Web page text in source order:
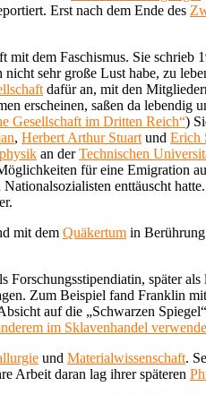
Erst nach dem Ende des
dem Faschismus. Sie schrieb
sehr große Lust habe, zu
dafür an, mit den
erscheinen, saßen da lebendig
Gesellschaft im Dritten Reich“)
, Herbert Arthur Stuart und Erich
an derTechnischen
für eine Emigration
enttäuscht
mit dem Quäkertum in
Forschungsstipendiatin, später
Zum Beispiel fand Franklin
auf die „Schwarzen
im Sklavenhandel
und Materialwissenschaft.
Arbeit daran lag ihrer späteren